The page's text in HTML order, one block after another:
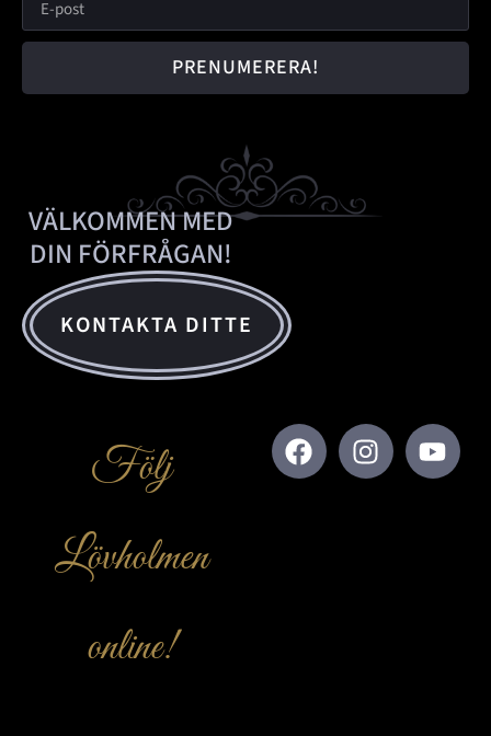
VÄLKOMMEN MED
DIN FÖRFRÅGAN!
KONTAKTA DITTE
PRENUMERERA!
Följ
Lövholmen
online!